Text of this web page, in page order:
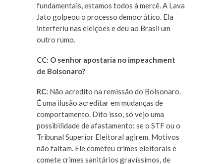
fundamentais, estamos todos à mercê. A Lava
Jato golpeou o processo democrático. Ela
interferiu nas eleições e deu ao Brasil um
outro rumo.
CC: O senhor apostaria no impeachment
de Bolsonaro?
RC: Não acredito na remissão do Bolsonaro.
É uma ilusão acreditar em mudanças de
comportamento. Dito isso, só vejo uma
possibilidade de afastamento: se o STF ou o
Tribunal Superior Eleitoral agirem. Motivos
não faltam. Ele cometeu crimes eleitorais e
comete crimes sanitários gravíssimos, de